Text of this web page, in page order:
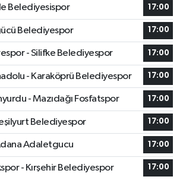
Belediyesispor 17:00
Belediyespor 17:00
- Silifke Belediyespor 17:00
- Karaköprü Belediyespor 17:00
- Mazıdağı Fosfatspor 17:00
Belediyespor 17:00
Adaletgucu 17:00
- Kırşehir Belediyespor 17:00